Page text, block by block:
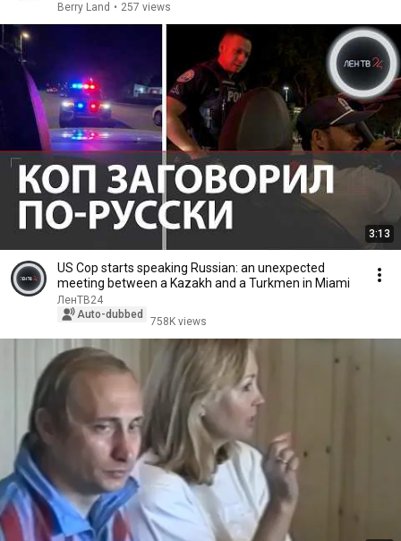
Berry Land • 257 views
3:13
US Cop starts speaking Russian: an unexpected
meeting between a Kazakh and a Turkmen in Miami
ЛенТВ24
Auto-dubbed
758K views